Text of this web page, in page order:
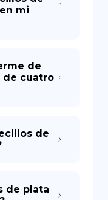
mi
de
de cuatro
de
de plata